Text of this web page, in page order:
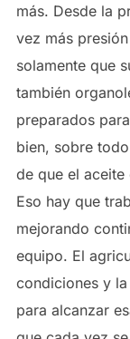
más. Desde la
vez más
solamente que
también
preparados
bien, sobre
de que el
Eso hay que
mejorando
equipo. El
condiciones y
para alcanzar